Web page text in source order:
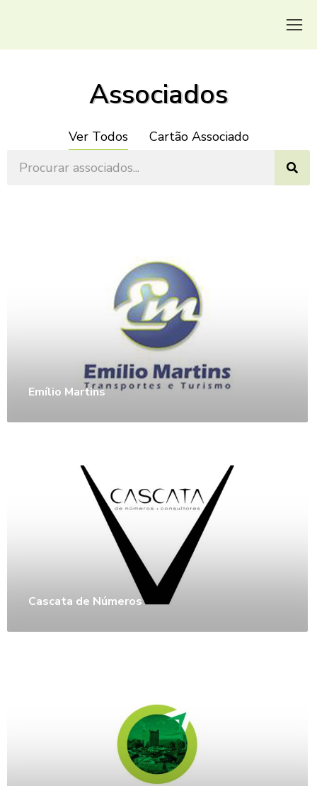
Associados
Ver Todos Cartão Associado
Emílio Martins
Cascata de Números